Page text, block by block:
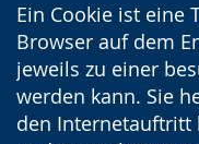
Ein Cookie ist eine
Browser auf dem
jeweils zu einer
werden kann. Sie
den Internetauftritt